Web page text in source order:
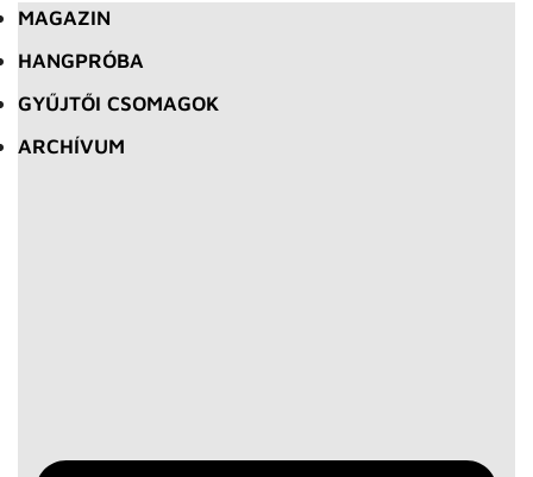
MAGAZIN
HANGPRÓBA
GYŰJTŐI CSOMAGOK
ARCHÍVUM